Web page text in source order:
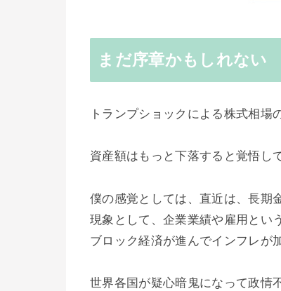
まだ序章かもしれない
トランプショックによる株式相場
資産額はもっと下落すると覚悟し
僕の感覚としては、直近は、長期
現象として、企業業績や雇用とい
ブロック経済が進んでインフレが
世界各国が疑心暗鬼になって政情